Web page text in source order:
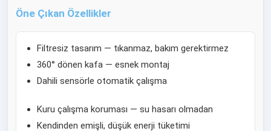
Öne Çıkan Özellikler
Filtresiz tasarım — tıkanmaz, bakım gerektirmez
360° dönen kafa — esnek montaj
Dahili sensörle otomatik çalışma
Kuru çalışma koruması — su hasarı olmadan
Kendinden emişli, düşük enerji tüketimi